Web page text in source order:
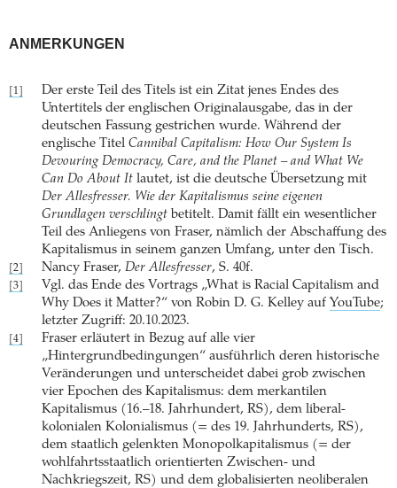
ANMERKUNGEN
[1]
Der erste Teil des Titels ist ein Zitat jenes Endes des
Untertitels der englischen Originalausgabe, das in der
deutschen Fassung gestrichen wurde. Während der
englische Titel Cannibal Capitalism: How Our System Is
Devouring Democracy, Care, and the Planet – and What We
Can Do About It lautet, ist die deutsche Übersetzung mit
Der Allesfresser. Wie der Kapitalismus seine eigenen
Grundlagen verschlingt betitelt. Damit fällt ein wesentlicher
Teil des Anliegens von Fraser, nämlich der Abschaffung des
Kapitalismus in seinem ganzen Umfang, unter den Tisch.
[2] Nancy Fraser, Der Allesfresser, S. 40f.
[3]
Vgl. das Ende des Vortrags „What is Racial Capitalism and
Why Does it Matter?“ von Robin D. G. Kelley auf YouTube;
letzter Zugriff: 20.10.2023.
[4]
Fraser erläutert in Bezug auf alle vier
„Hintergrundbedingungen“ ausführlich deren historische
Veränderungen und unterscheidet dabei grob zwischen
vier Epochen des Kapitalismus: dem merkantilen
Kapitalismus (16.–18. Jahrhundert, RS), dem liberal-
kolonialen Kolonialismus (= des 19. Jahrhunderts, RS),
dem staatlich gelenkten Monopolkapitalismus (= der
wohlfahrtsstaatlich orientierten Zwischen- und
Nachkriegszeit, RS) und dem globalisierten neoliberalen